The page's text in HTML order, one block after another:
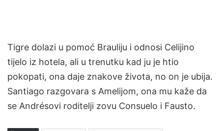
Tigre dolazi u pomoć Brauliju i odnosi Celijino
tijelo iz hotela, ali u trenutku kad ju je htio
pokopati, ona daje znakove života, no on je ubija.
Santiago razgovara s Amelijom, ona mu kaže da
se Andrésovi roditelji zovu Consuelo i Fausto.